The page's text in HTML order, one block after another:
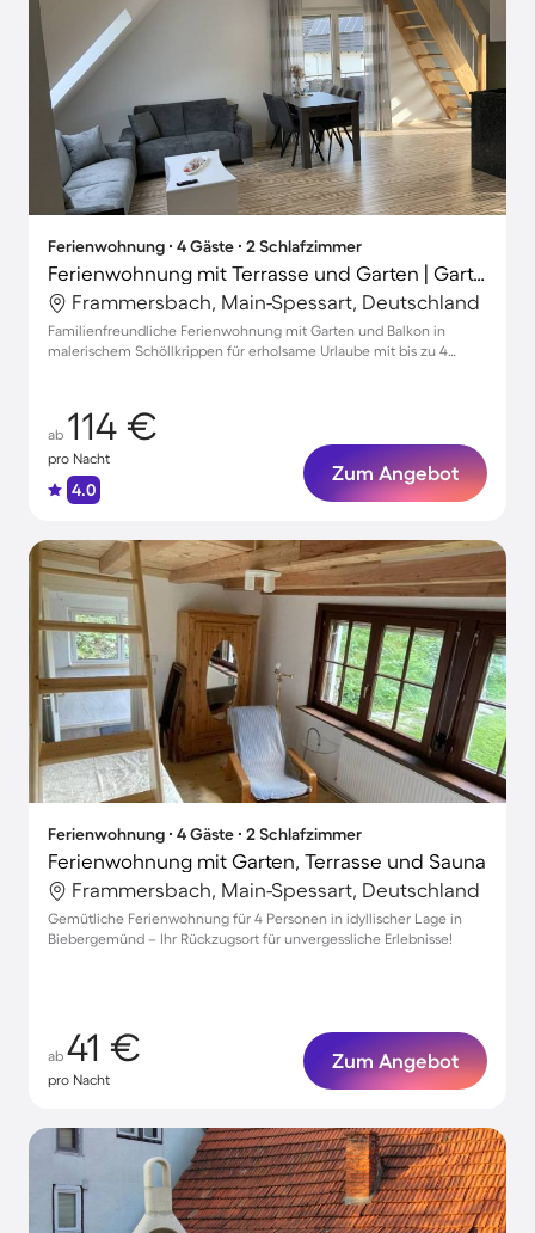
Ferienwohnung ∙ 4 Gäste ∙ 2 Schlafzimmer
Ferienwohnung mit Terrasse und Garten | Gartenblick | Perfekt für die Arbeit von Zuhause
Frammersbach, Main-Spessart, Deutschland
Familienfreundliche Ferienwohnung mit Garten und Balkon in
malerischem Schöllkrippen für erholsame Urlaube mit bis zu 4
ab 114 €
pro Nacht
4.0
Zum Angebot
Ferienwohnung ∙ 4 Gäste ∙ 2 Schlafzimmer
Ferienwohnung mit Garten, Terrasse und Sauna
Frammersbach, Main-Spessart, Deutschland
Gemütliche Ferienwohnung für 4 Personen in idyllischer Lage in
Biebergemünd – Ihr Rückzugsort für unvergessliche Erlebnisse!
ab 41 €
pro Nacht
Zum Angebot